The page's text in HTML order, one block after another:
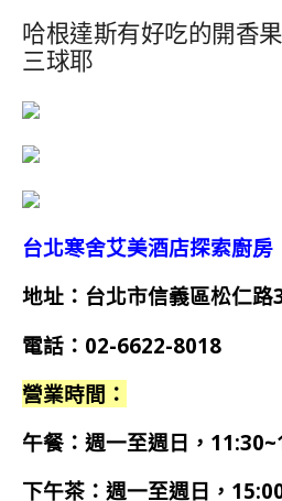
哈根達斯有好吃的開香
三球耶
台北寒舍艾美酒店探索廚房
地址：台北市信義區松仁路
電話：02-6622-8018
營業時間：
午餐：週一至週日，
下午茶：週一至週日，